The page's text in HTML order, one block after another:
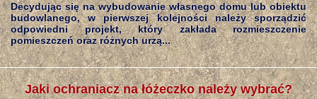
Decydując się na wybudowanie własnego domu lub obiektu
budowlanego, w pierwszej kolejności należy sporządzić
odpowiedni projekt, który zakłada rozmieszczenie
pomieszczeń oraz różnych urzą...
Jaki ochraniacz na łóżeczko należy wybrać?